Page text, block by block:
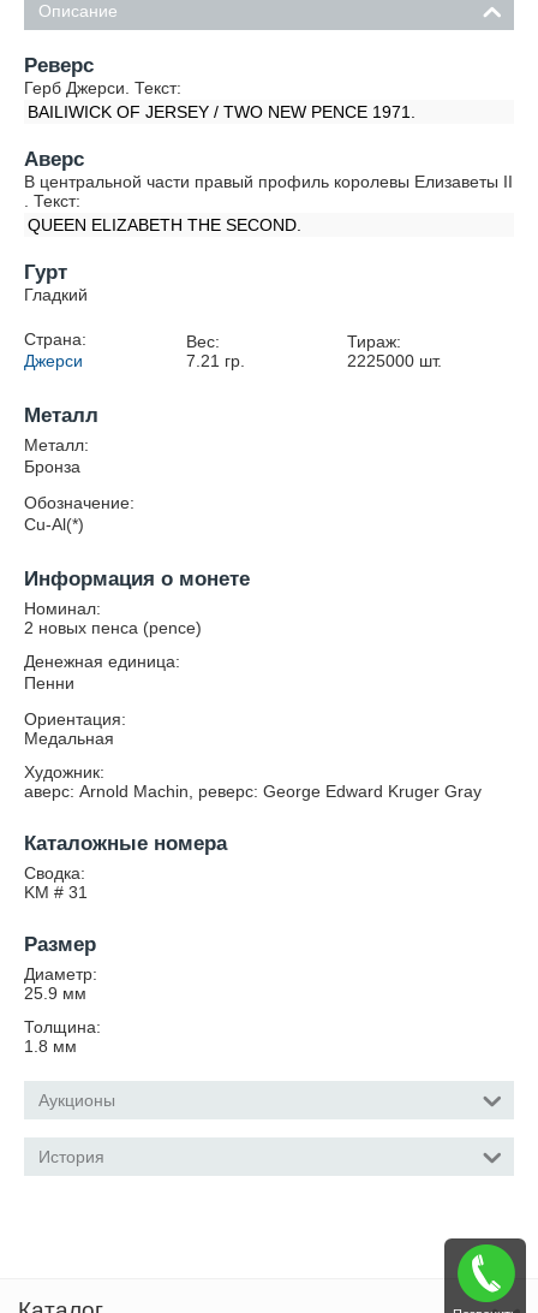
Описание
Реверс
Герб Джерси. Текст:
BAILIWICK OF JERSEY / TWO NEW PENCE 1971.
Аверс
В центральной части правый профиль королевы Елизаветы II
. Текст:
QUEEN ELIZABETH THE SECOND.
Гурт
Гладкий
Страна:
Джерси
Вес:
7.21 гр.
Тираж:
2225000 шт.
Металл
Металл:
Бронза
Обозначение:
Cu-Al(*)
Информация о монете
Номинал:
2 новых пенса (pence)
Денежная единица:
Пенни
Ориентация:
Медальная
Художник:
аверс: Arnold Machin, реверс: George Edward Kruger Gray
Каталожные номера
Сводка:
KM # 31
Размер
Диаметр:
25.9 мм
Толщина:
1.8 мм
Аукционы
История